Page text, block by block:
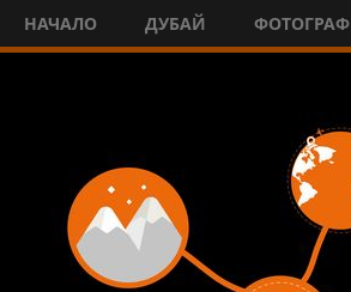
НАЧАЛО ДУБАЙ ФОТОГРАФ